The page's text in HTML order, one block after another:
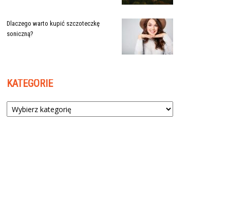
Dlaczego warto kupić szczoteczkę
soniczną?
KATEGORIE
Kategorie